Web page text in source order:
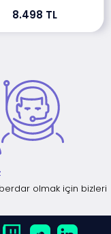
8.498 TL
olmak için bizleri